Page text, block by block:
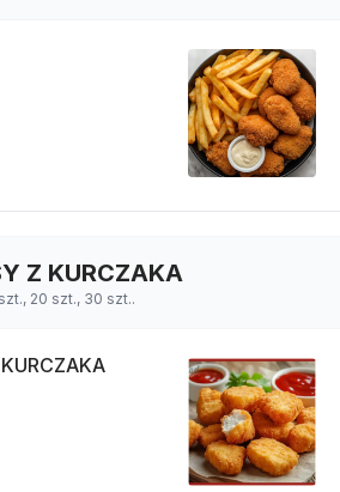
Z KURCZAKA
20 szt., 30 szt..